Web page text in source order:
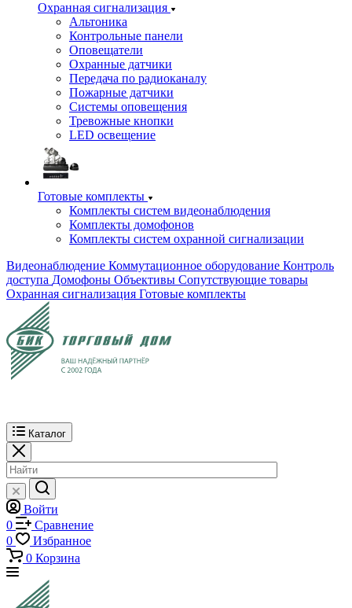
Охранная сигнализация
Альтоника
Контрольные панели
Оповещатели
Охранные датчики
Передача по радиоканалу
Пожарные датчики
Системы оповещения
Тревожные кнопки
LED освещение
Готовые комплекты
Комплекты систем видеонаблюдения
Комплекты домофонов
Комплекты систем охранной сигнализации
Видеонаблюдение Коммутационное оборудование Контроль
доступа Домофоны Объективы Сопутствующие товары
Охранная сигнализация Готовые комплекты
Каталог
Войти
0
Сравнение
0
Избранное
0 Корзина